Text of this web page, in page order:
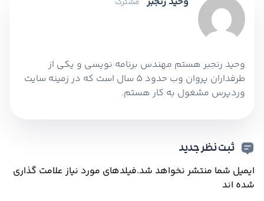
وحید رنجبر هستم مهندس برنامه نویسی و یکی از
طرفداران پروان وب حدود 5 سال است که در زمینه سایت
وردپرس مشغول به کار هستم.
ثبت نظر جدید
ایمیل شما منتشر نخواهد شد.فیلدهای مورد نیاز علامت گذاری
شده اند